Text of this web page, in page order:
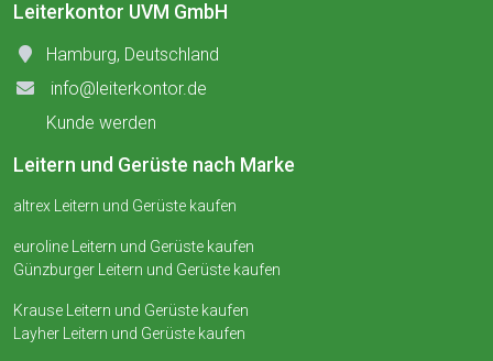
Leiterkontor UVM GmbH
Hamburg, Deutschland
info@leiterkontor.de
Kunde werden
Leitern und Gerüste nach Marke
altrex Leitern und Gerüste kaufen
euroline Leitern und Gerüste kaufen
Günzburger Leitern und Gerüste kaufen
Krause Leitern und Gerüste kaufen
Layher Leitern und Gerüste kaufen